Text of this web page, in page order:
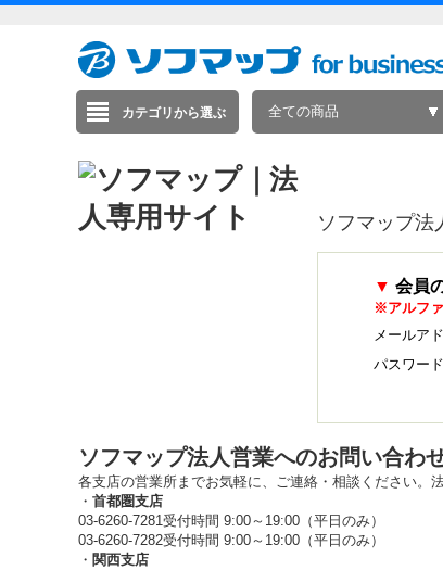
カテゴリから選ぶ 全ての商品
ソフマップ法
▼ 会員
※アルフ
メールア
パスワード
ソフマップ法人営業へのお問い合わ
各支店の営業所までお気軽に、ご連絡・相談ください。
・ 首都圏支店
03-6260-7281受付時間 9:00～19:00（平日のみ）
03-6260-7282受付時間 9:00～19:00（平日のみ）
・ 関西支店